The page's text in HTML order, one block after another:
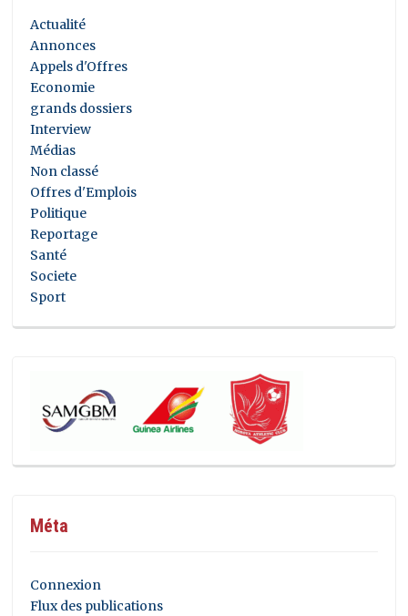
Actualité
Annonces
Appels d'Offres
Economie
grands dossiers
Interview
Médias
Non classé
Offres d'Emplois
Politique
Reportage
Santé
Societe
Sport
Méta
Connexion
Flux des publications